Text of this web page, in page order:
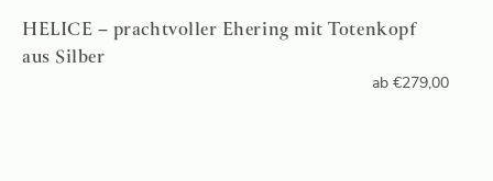
HELICE – prachtvoller Ehering mit Totenkopf
aus Silber
ab €279,00